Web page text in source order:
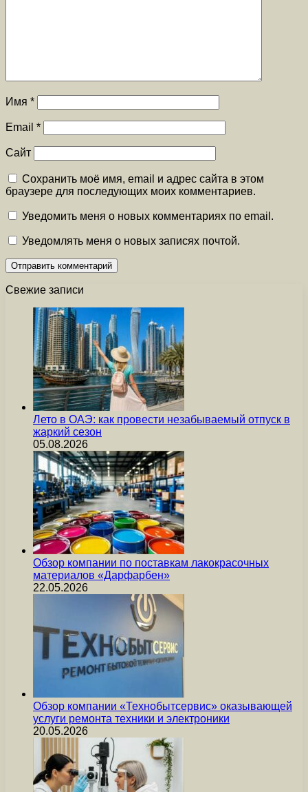
Имя *
Email *
Сайт
Сохранить моё имя, email и адрес сайта в этом
браузере для последующих моих комментариев.
Уведомить меня о новых комментариях по email.
Уведомлять меня о новых записях почтой.
Свежие записи
Лето в ОАЭ: как провести незабываемый отпуск в
жаркий сезон
05.08.2026
Обзор компании по поставкам лакокрасочных
материалов «Дарфарбен»
22.05.2026
Обзор компании «Технобытсервис» оказывающей
услуги ремонта техники и электроники
20.05.2026